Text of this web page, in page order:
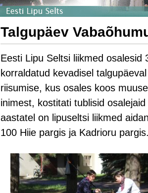
Talgupäev
Eesti Lipu Seltsi liikmed osalesid
korraldatud kevadisel
riisumise, kus osales koos
inimest, kostitati tublisid
aastatel on lipuseltsi liikmed
100 Hiie pargis ja Kadrioru